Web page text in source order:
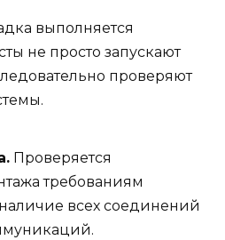
выполняется
не просто запускают
проверяют
Проверяется
требованиям
всех соединений